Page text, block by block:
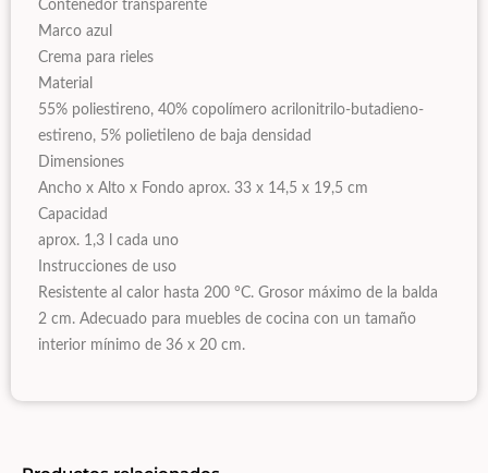
Contenedor transparente
Marco azul
Crema para rieles
Material
55% poliestireno, 40% copolímero acrilonitrilo-butadieno-
estireno, 5% polietileno de baja densidad
Dimensiones
Ancho x Alto x Fondo aprox. 33 x 14,5 x 19,5 cm
Capacidad
aprox. 1,3 l cada uno
Instrucciones de uso
Resistente al calor hasta 200 °C. Grosor máximo de la balda
2 cm. Adecuado para muebles de cocina con un tamaño
interior mínimo de 36 x 20 cm.